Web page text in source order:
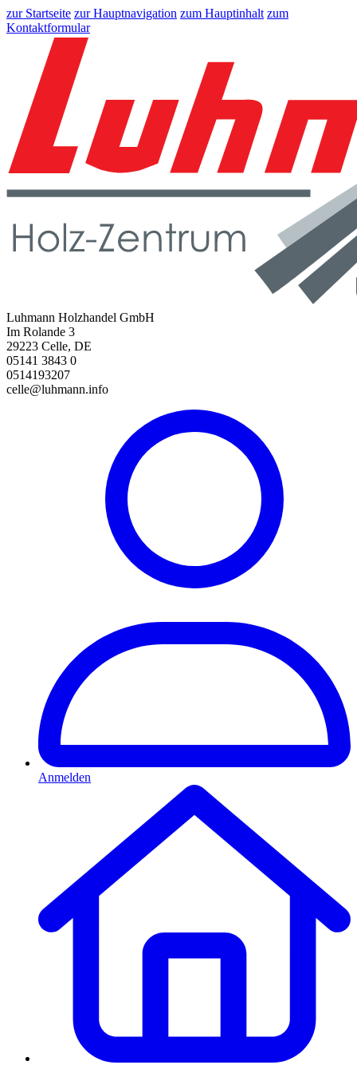
zur Startseite zur Hauptnavigation zum Hauptinhalt zum
Kontaktformular
Luhmann Holzhandel GmbH
Im Rolande 3
29223 Celle, DE
05141 3843 0
0514193207
celle@luhmann.info
Anmelden